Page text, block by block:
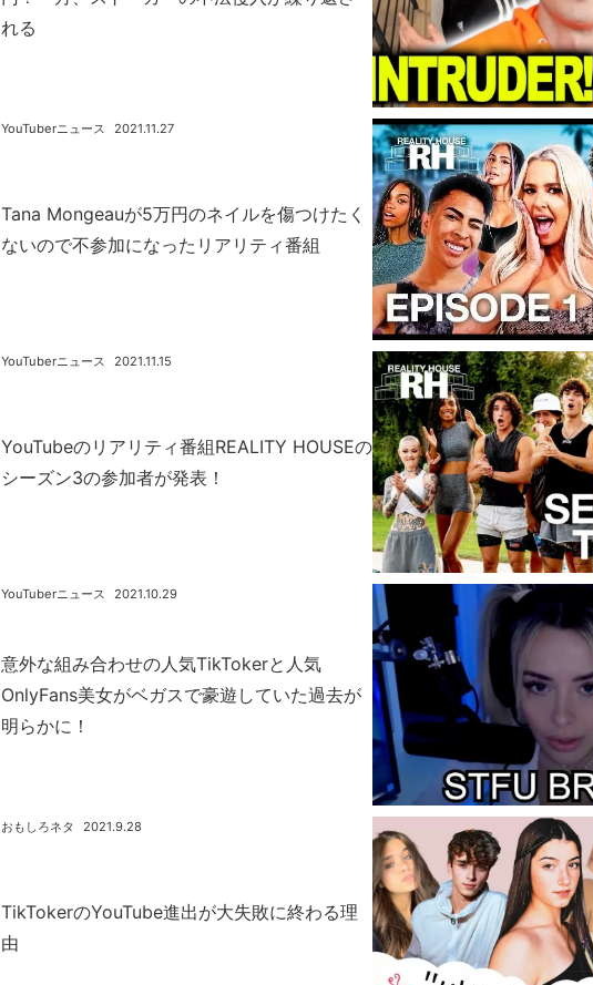
れる
Tana Mongeauが5万円のネイルを傷つけたく
ないので不参加になったリアリティ番組
2021.11.27
YouTuberニュース
YouTubeのリアリティ番組REALITY HOUSEの
シーズン3の参加者が発表！
2021.11.15
YouTuberニュース
意外な組み合わせの人気TikTokerと人気
OnlyFans美女がベガスで豪遊していた過去が
明らかに！
2021.10.29
YouTuberニュース
TikTokerのYouTube進出が大失敗に終わる理
由
2021.9.28
おもしろネタ